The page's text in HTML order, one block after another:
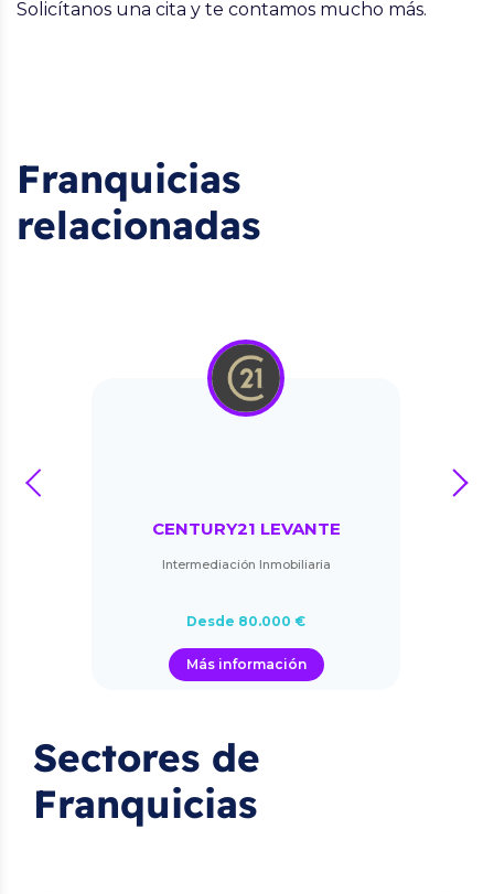
Solicítanos una cita y te contamos mucho más.
Franquicias
relacionadas
CENTURY21 LEVANTE
Intermediación Inmobiliaria
Desde 80.000 €
Más información
prev next
Sectores de
Franquicias